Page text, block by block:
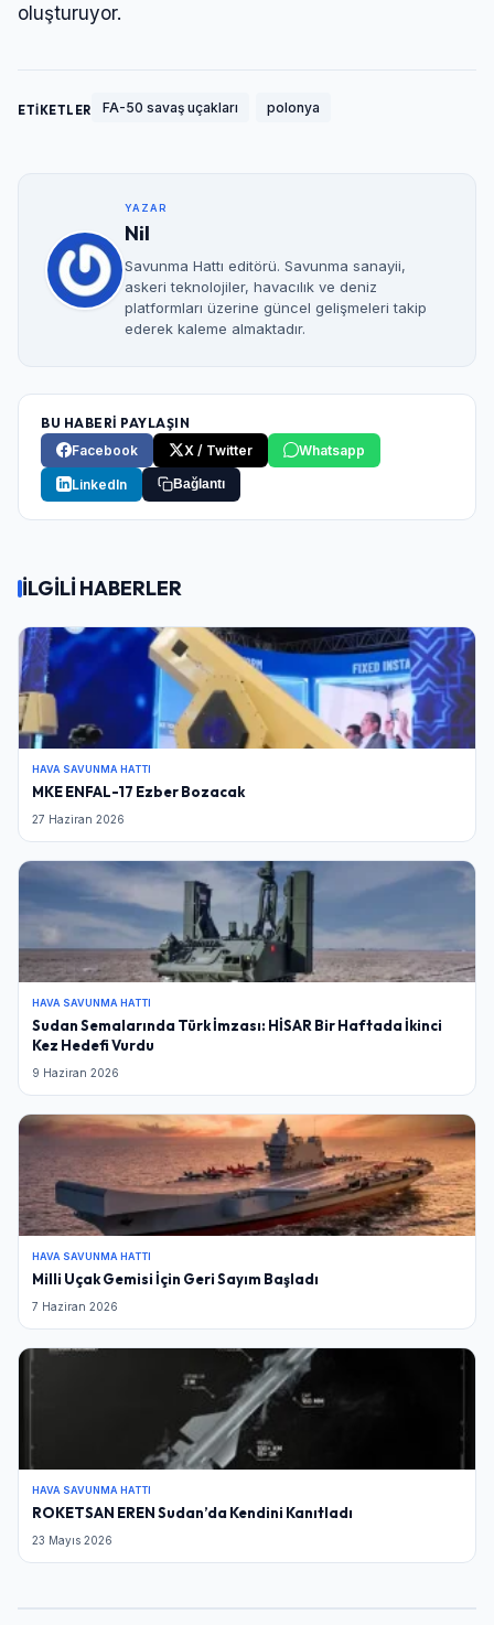
oluşturuyor.
ETİKETLER FA-50 savaş uçakları polonya
YAZAR
Nil
Savunma Hattı editörü. Savunma sanayii,
askeri teknolojiler, havacılık ve deniz
platformları üzerine güncel gelişmeleri takip
ederek kaleme almaktadır.
BU HABERİ PAYLAŞIN
Facebook
X / Twitter Whatsapp
LinkedIn Bağlantı
İLGİLİ HABERLER
HAVA SAVUNMA HATTI
MKE ENFAL-17 Ezber Bozacak
27 Haziran 2026
HAVA SAVUNMA HATTI
Sudan Semalarında Türk İmzası: HİSAR Bir Haftada İkinci
Kez Hedefi Vurdu
9 Haziran 2026
HAVA SAVUNMA HATTI
Milli Uçak Gemisi İçin Geri Sayım Başladı
7 Haziran 2026
HAVA SAVUNMA HATTI
ROKETSAN EREN Sudan’da Kendini Kanıtladı
23 Mayıs 2026